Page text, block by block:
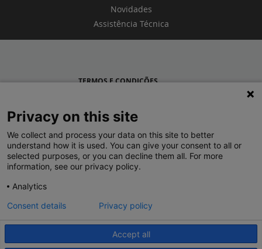
Novidades
Assistência Técnica
TERMOS E CONDIÇÕES
LEGRAND PORTUGAL
GRUPO LEGRAND NO MUNDO
© 2020 Legrand. Todos os direitos reservados.
Privacy on this site
We collect and process your data on this site to better
understand how it is used. You can give your consent to all or
selected purposes, or you can decline them all. For more
information, see our privacy policy.
Analytics
Accept all
Consent details Privacy policy